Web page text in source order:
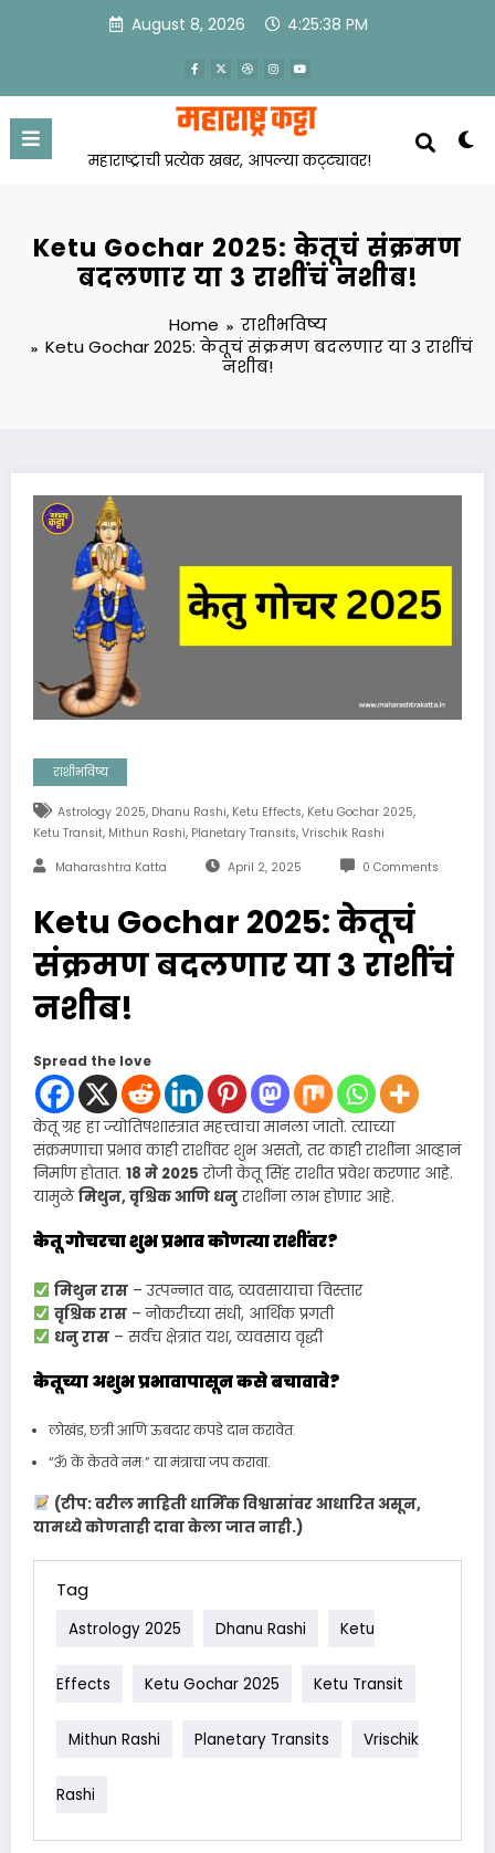
August 8, 2026 4:25:39 PM
महाराष्ट्राची प्रत्येक खबर, आपल्या कट्ट्यावर!
Ketu Gochar 2025: केतूचं संक्रमण
बदलणार या 3 राशींचं नशीब!
Home
राशीभविष्य
Ketu Gochar 2025: केतूचं संक्रमण बदलणार या 3 राशींचं
नशीब!
राशीभविष्य
Astrology 2025, Dhanu Rashi, Ketu Effects, Ketu Gochar 2025,
Ketu Transit, Mithun Rashi, Planetary Transits, Vrischik Rashi
Maharashtra Katta April 2, 2025 0 Comments
Ketu Gochar 2025: केतूचं
संक्रमण बदलणार या 3 राशींचं
नशीब!
Spread the love
केतू ग्रह हा ज्योतिषशास्त्रात महत्त्वाचा मानला जातो. त्याच्या
संक्रमणाचा प्रभाव काही राशींवर शुभ असतो, तर काही राशींना आव्हानं
निर्माण होतात. 18 मे 2025 रोजी केतू सिंह राशीत प्रवेश करणार आहे.
यामुळेमिथुन, वृश्चिक आणि धनुराशींना लाभ होणार आहे.
केतू गोचरचा शुभ प्रभाव कोणत्या राशींवर?
मिथुन रास – उत्पन्नात वाढ, व्यवसायाचा विस्तार
वृश्चिक रास – नोकरीच्या संधी, आर्थिक प्रगती
धनु रास – सर्वच क्षेत्रांत यश, व्यवसाय वृद्धी
केतूच्या अशुभ प्रभावापासून कसे बचावावे?
लोखंड, छत्री आणि ऊबदार कपडे दान करावेत.
“ॐ कें केतवे नमः” या मंत्राचा जप करावा.
(टीप: वरील माहिती धार्मिक विश्वासांवर आधारित असून,
यामध्ये कोणताही दावा केला जात नाही.)
Tag
Astrology 2025 Dhanu Rashi Ketu
Effects Ketu Gochar 2025 Ketu Transit
Mithun Rashi Planetary Transits Vrischik
Rashi